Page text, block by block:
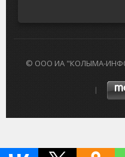
© ООО ИА "КОЛЫМА-